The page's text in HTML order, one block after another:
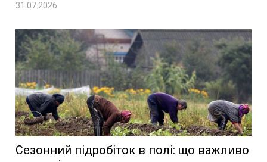
31.07.2026
Сезонний підробіток в полі: що важливо